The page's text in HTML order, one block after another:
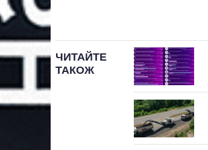
ЧИТАЙТЕ
ТАКОЖ